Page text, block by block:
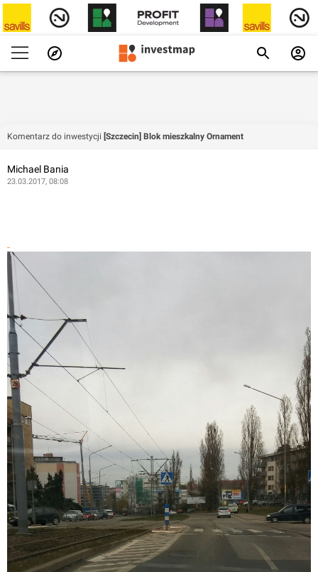
Komentarz do inwestycji [Szczecin] Blok mieszkalny Ornament
Michael Bania
23.03.2017, 08:08